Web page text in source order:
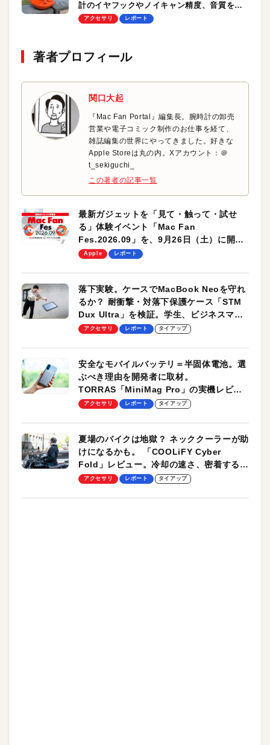
計のイヤフックやノイキャン精度、音質をチ
ェック！
アクセサリ レポート
著者プロフィール
関口大起
『Mac Fan Portal』編集長。腕時計の卸売
営業や電子コミック制作のお仕事を経て、
雑誌編集の世界にやってきました。好きな
Apple Storeは丸の内。Xアカウント：＠
t_sekiguchi_
この著者の記事一覧
最新ガジェットを「見て・触って・試せ
る」体験イベント「Mac Fan
Fes.2026.09」を、9月26日（土）に開催
します！
Apple レポート
落下実験。ケースでMacBook Neoを守れ
るか？ 耐衝撃・対落下保護ケース「STM
Dux Ultra」を検証。学生、ビジネスマン
のモバイルユースに最適！
アクセサリ レポート タイアップ
安全なモバイルバッテリ＝半固体電池。選
ぶべき理由を開発者に取材。
TORRAS「MiniMag Pro」の実機レビュ
ーも
アクセサリ レポート タイアップ
夏場のバイクは地獄？ ネッククーラーが助
けになるかも。 「COOLiFY Cyber
Fold」レビュー。冷却の速さ、密着する冷
却プレート、シンプルな操作性がグッド！
アクセサリ レポート タイアップ